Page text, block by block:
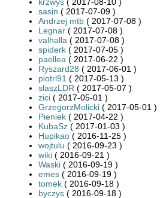
sasin ( 2017-07-09 )
Andrzej mtb ( 2017-07-08 )
Legnar ( 2017-07-08 )
valhalla ( 2017-07-08 )
spiderk ( 2017-07-05 )
paellea ( 2017-06-22 )
Ryszard28 ( 2017-06-01 )
piotrl91 ( 2017-05-13 )
slaszLDR ( 2017-05-07 )
zici ( 2017-05-01 )
GrzegorzMolicki ( 2017-05-01 )
Pieniek ( 2017-04-22 )
KubaSz ( 2017-01-03 )
Hupikao ( 2016-11-25 )
wojtulu ( 2016-09-23 )
wiki ( 2016-09-21 )
Waski ( 2016-09-19 )
emes ( 2016-09-19 )
tomek ( 2016-09-18 )
byczys ( 2016-09-18 )